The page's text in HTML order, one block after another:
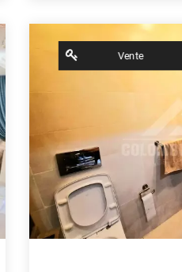
| ©
OpenStreetMap
contributors
Vente